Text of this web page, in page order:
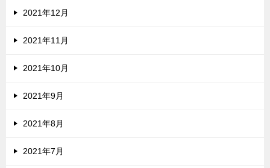
2021年12月
2021年11月
2021年10月
2021年9月
2021年8月
2021年7月